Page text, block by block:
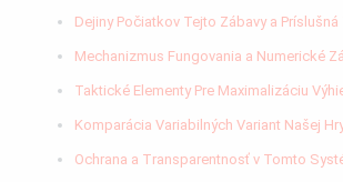
Dejiny Počiatkov Tejto Zábavy a
Mechanizmus Fungovania a Numerické
Taktické Elementy Pre Maximalizáciu
Komparácia Variabilných Variant Našej
Ochrana a Transparentnosť v Tomto